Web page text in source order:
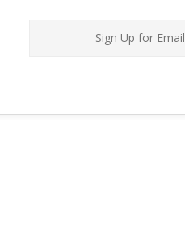
Sign Up for Email